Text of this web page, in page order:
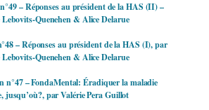
– Réponses au président de la HAS (II) –
Lebovits-Quenehen & Alice Delarue
– Réponses au président de la HAS (I), par
Lebovits-Quenehen & Alice Delarue
n°47 – FondaMental: Éradiquer la maladie
jusqu’où?, par Valérie Pera Guillot